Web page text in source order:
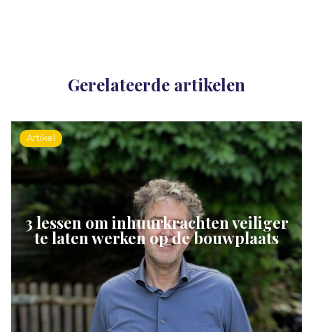
Gerelateerde artikelen
Artikel
3 lessen om inhuurkrachten veiliger
te laten werken op de bouwplaats